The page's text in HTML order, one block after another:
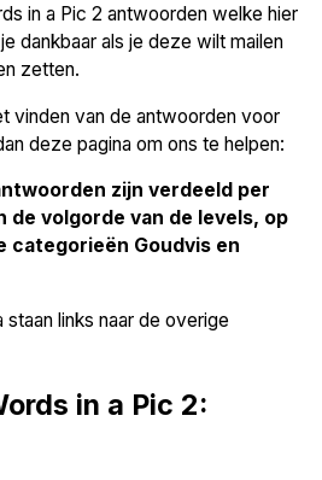
in a Pic 2 antwoorden welke hier
dankbaar als je deze wilt mailen
zetten.
vinden van de antwoorden voor
deze pagina om ons te helpen:
zijn verdeeld per
de volgorde van de levels, op
categorieën Goudvis en
staan links naar de overige
in a Pic 2: